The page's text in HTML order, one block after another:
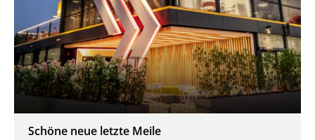
Schöne neue letzte Meile